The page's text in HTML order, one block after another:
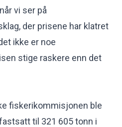
vi ser på
der prisene har klatret
ikke er noe
stige raskere enn det
fiskerikommisjonen ble
til 321 605 tonn i